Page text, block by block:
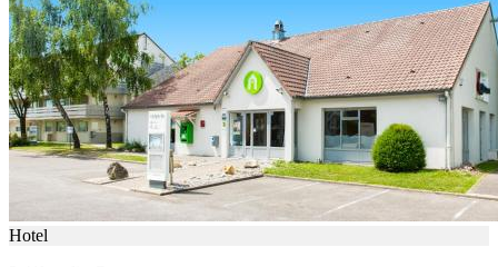
Hotel